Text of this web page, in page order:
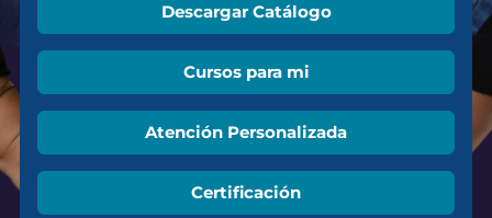
Descargar Catálogo
Cursos para mi
Atención Personalizada
Certificación